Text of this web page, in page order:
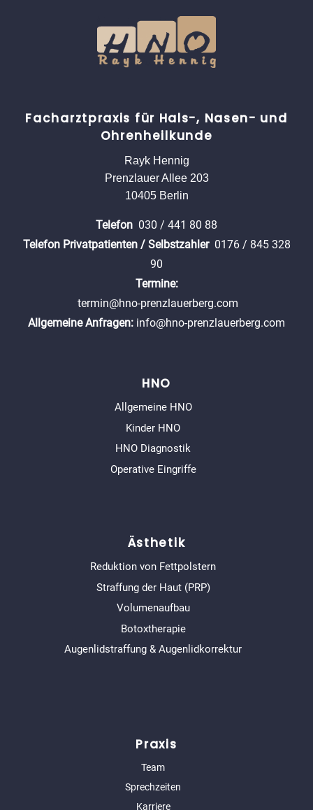
Facharztpraxis für Hals-, Nasen- und
Ohrenheilkunde
Rayk Hennig
Prenzlauer Allee 203
10405 Berlin
Telefon 030 / 441 80 88
Telefon Privatpatienten / Selbstzahler 0176 / 845 328
90
Termine:
termin@hno-prenzlauerberg.com
Allgemeine Anfragen: info@hno-prenzlauerberg.com
HNO
Allgemeine HNO
Kinder HNO
HNO Diagnostik
Operative Eingriffe
Ästhetik
Reduktion von Fettpolstern
Straffung der Haut (PRP)
Volumenaufbau
Botoxtherapie
Augenlidstraffung & Augenlidkorrektur
Praxis
Team
Sprechzeiten
Karriere